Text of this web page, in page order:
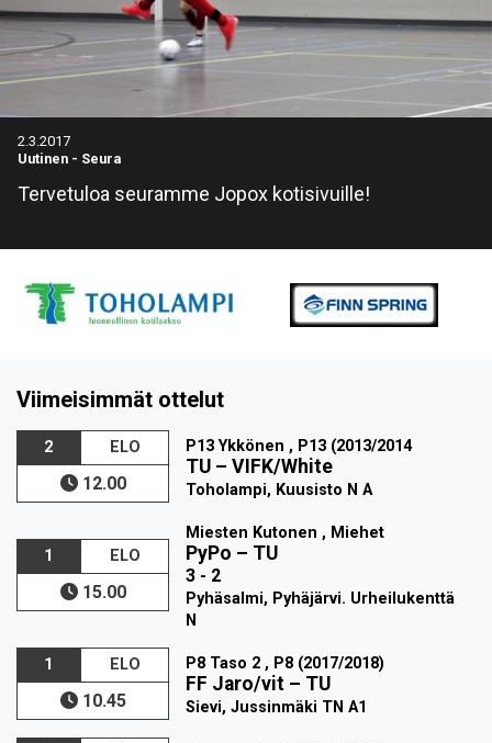
2.3.2017
Uutinen - Seura
Tervetuloa seuramme Jopox kotisivuille!
Viimeisimmät ottelut
2 ELO
12.00
P13 Ykkönen , P13 (2013/2014
TU –VIFK/White
Toholampi, Kuusisto N A
1 ELO
15.00
Miesten Kutonen , Miehet
PyPo – TU
3 - 2
Pyhäsalmi, Pyhäjärvi. Urheilukenttä
N
1 ELO
10.45
P8 Taso 2 , P8 (2017/2018)
FF Jaro/vit – TU
Sievi, Jussinmäki TN A1